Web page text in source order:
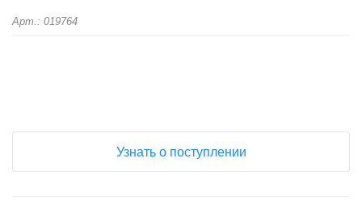
Арт.: 019764
Узнать о поступлении